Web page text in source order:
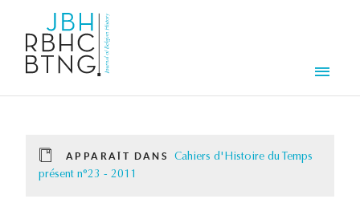
APPARAÎT DANS
Cahiers d'Histoire du Temps
présent n°23 - 2011